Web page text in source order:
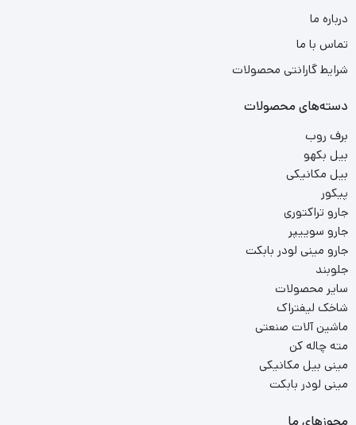
درباره ما
تماس با ما
شرایط گارانتی محصولات
دسته‌های محصولات
برف روب
بیل بکهو
بیل مکانیکی
پیکور
جارو تراکتوری
جارو سوییپر
جارو مینی لودر بابکت
جلوبند
سایر محصولات
شاخک لیفتراک
ماشین آلات صنعتی
مته چاله کن
مینی بیل مکانیکی
مینی لودر بابکت
مجوزهای ما